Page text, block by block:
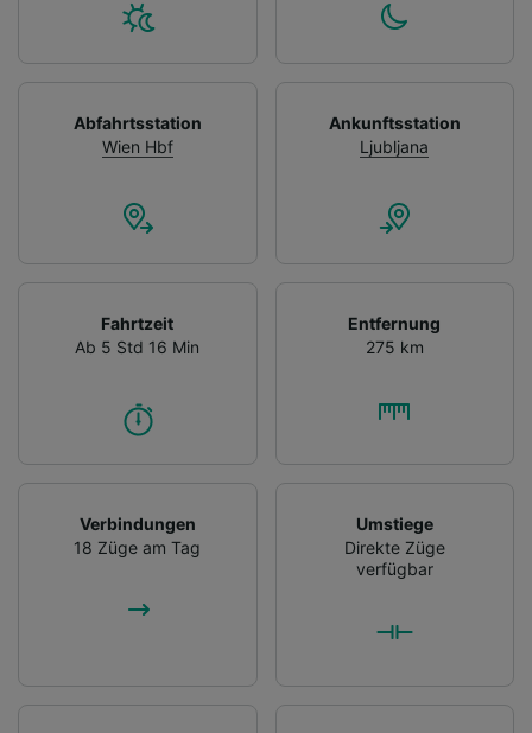
Abfahrtsstation
Wien Hbf
Ankunftsstation
Ljubljana
Fahrtzeit
Ab 5 Std 16 Min
Entfernung
275 km
Verbindungen
18 Züge am Tag
Umstiege
Direkte Züge
verfügbar